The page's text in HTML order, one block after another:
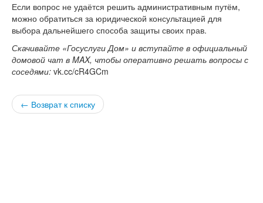
Если вопрос не удаётся решить административным путём,
можно обратиться за юридической консультацией для
выбора дальнейшего способа защиты своих прав.
Скачивайте «Госуслуги Дом» и вступайте в официальный
домовой чат в MAX, чтобы оперативно решать вопросы с
соседями: vk.cc/cR4GCm
← Возврат к списку